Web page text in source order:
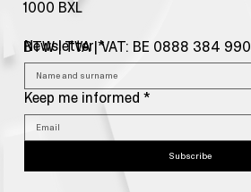
1000 BXL
BTW | TVA | VAT: BE 0888 384 990
Newsletter *
Keep me informed *
Subscribe